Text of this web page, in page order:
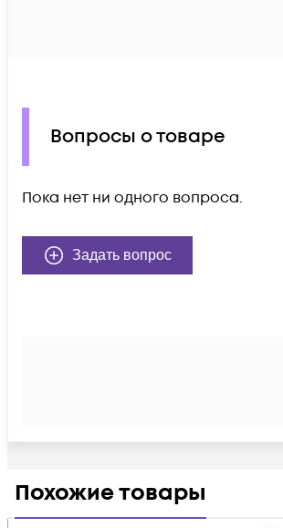
Вопросы о товаре
Пока нет ни одного вопроса.
Задать вопрос
Похожие товары